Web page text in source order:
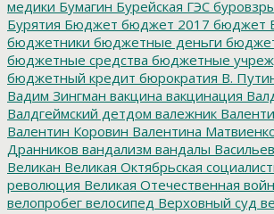
медики Бумагин Бурейская ГЭС
Бурятия Бюджет бюджет 2017 бюджет
бюджетники бюджетные деньги
бюджетные средства бюджетные
бюджетный кредит бюрократия В.
Вадим Зингман вакцина вакцинация
Валдгеймский детдом валежник
Валентин Коровин Валентина
Дранников вандализм вандалы
Великан Великая Октябрьская
революция Великая Отечественная
велопробег велосипед Верховный суд